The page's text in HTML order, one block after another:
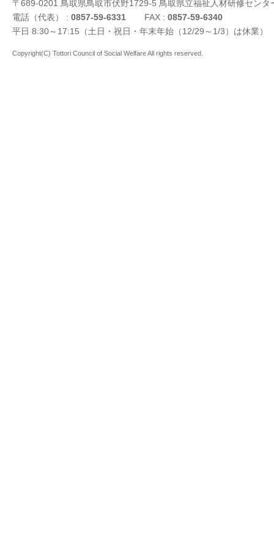
〒689-0201 鳥取県鳥取市伏野1729-5 鳥取県立福祉人材研修センタ
電話（代表） : 0857-59-6331 FAX : 0857-59-6340
平日 8:30～17:15（土日・祝日・年末年始（12/29～1/3）は休業）
Copyright(C) Tottori Council of Social Welfare All rights reserved.